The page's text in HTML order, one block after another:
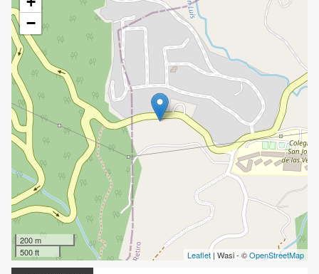
−
200 m
500 ft
Leaflet | Wasi - ©OpenStreetMap